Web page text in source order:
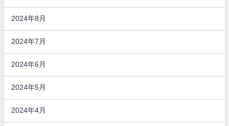
2024年8月
2024年7月
2024年6月
2024年5月
2024年4月